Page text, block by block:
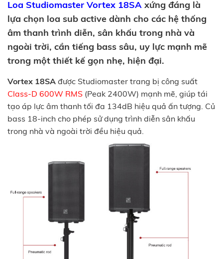
Loa Studiomaster Vortex 18SA xứng đáng là
lựa chọn loa sub active dành cho các hệ thống
âm thanh trình diễn, sân khấu trong nhà và
ngoài trời, cần tiếng bass sâu, uy lực mạnh mẽ
trong một thiết kế gọn nhẹ, hiện đại.
Vortex 18SA được Studiomaster trang bị công suất
Class-D 600W RMS (Peak 2400W) mạnh mẽ, giúp tái
tạo áp lực âm thanh tối đa 134dB hiệu quả ấn tượng. Củ
bass 18-inch cho phép sử dụng trình diễn sân khấu
trong nhà và ngoài trời đều hiệu quả.